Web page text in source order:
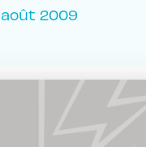
août 2009